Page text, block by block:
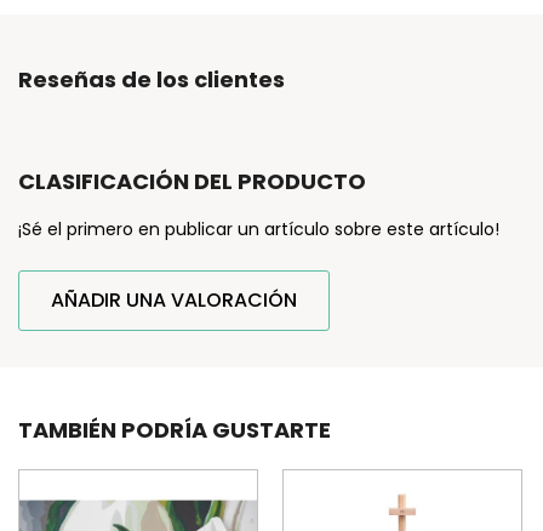
Reseñas de los clientes
CLASIFICACIÓN DEL PRODUCTO
¡Sé el primero en publicar un artículo sobre este artículo!
AÑADIR UNA VALORACIÓN
TAMBIÉN PODRÍA GUSTARTE